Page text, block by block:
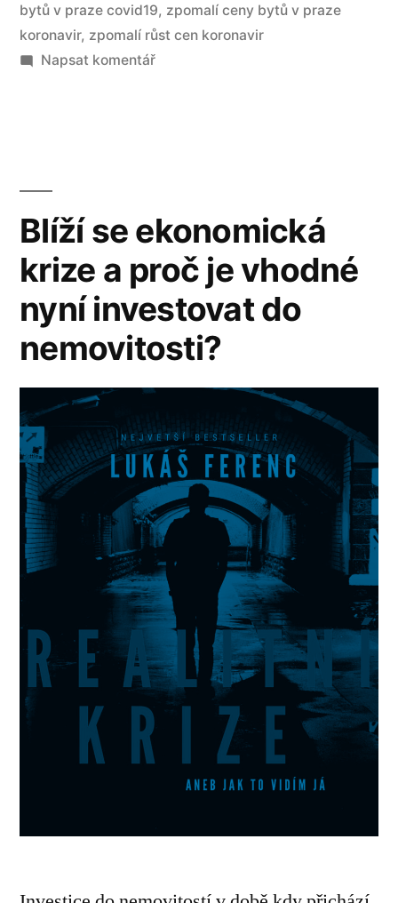
bytů v praze covid19, zpomalí ceny bytů v praze
koronavir, zpomalí růst cen koronavir
Napsat komentář
Blíží se ekonomická
krize a proč je vhodné
nyní investovat do
nemovitosti?